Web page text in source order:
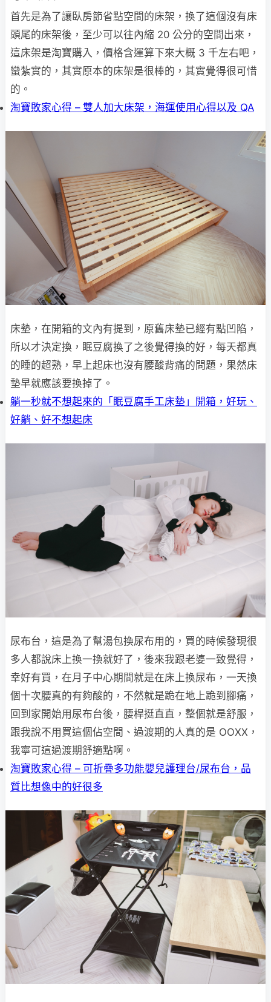
首先是為了讓臥房節省點空間的床架，換了這個沒有床
頭尾的床架後，至少可以往內縮 20 公分的空間出來，
這床架是淘寶購入，價格含運算下來大概 3 千左右吧，
蠻紮實的，其實原本的床架是很棒的，其實覺得很可惜
的。
淘寶敗家心得 – 雙人加大床架，海運使用心得以及 QA
床墊，在開箱的文內有提到，原舊床墊已經有點凹陷，
所以才決定換，眠豆腐換了之後覺得換的好，每天都真
的睡的超熟，早上起床也沒有腰酸背痛的問題，果然床
墊早就應該要換掉了。
躺一秒就不想起來的「眠豆腐手工床墊」開箱，好玩、
好躺、好不想起床
尿布台，這是為了幫湯包換尿布用的，買的時候發現很
多人都說床上換一換就好了，後來我跟老婆一致覺得，
幸好有買，在月子中心期間就是在床上換尿布，一天換
個十次腰真的有夠酸的，不然就是跪在地上跪到腳痛，
回到家開始用尿布台後，腰桿挺直直，整個就是舒服，
跟我說不用買這個佔空間、過渡期的人真的是 OOXX，
我寧可這過渡期舒適點啊。
淘寶敗家心得 – 可折疊多功能嬰兒護理台/尿布台，品
質比想像中的好很多